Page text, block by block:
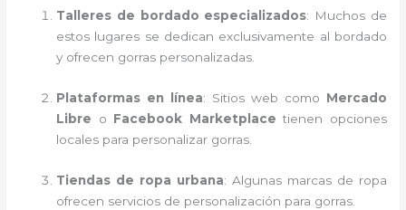
Talleres de bordado especializados: Muchos de
estos lugares se dedican exclusivamente al bordado
y ofrecen gorras personalizadas.
Plataformas en línea: Sitios web como Mercado
Libre o Facebook Marketplace tienen opciones
locales para personalizar gorras.
Tiendas de ropa urbana: Algunas marcas de ropa
ofrecen servicios de personalización para gorras.